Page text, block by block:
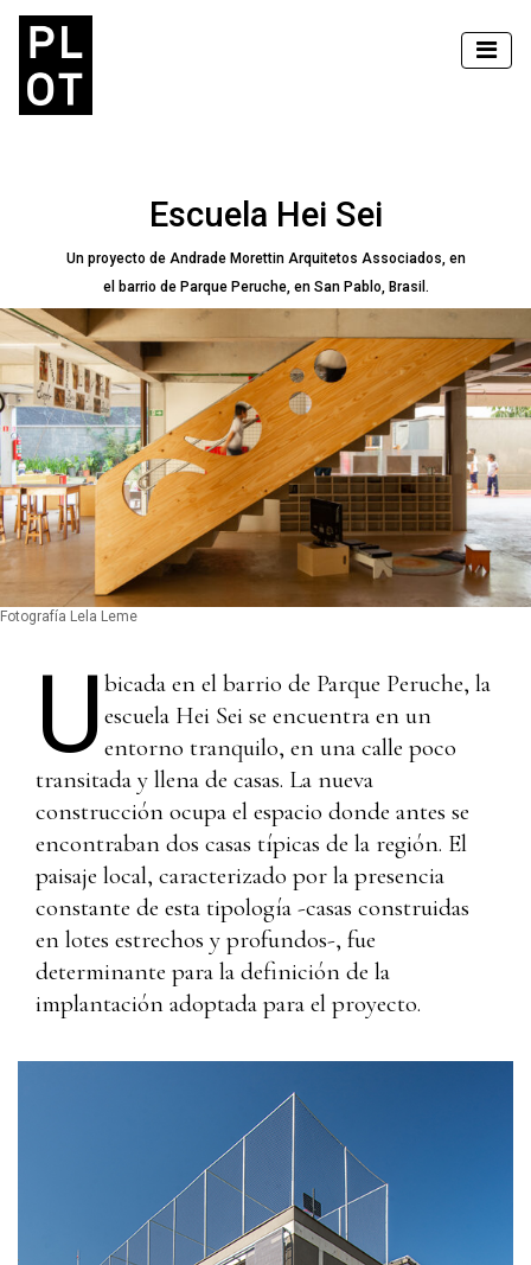
Escuela Hei Sei
Un proyecto de Andrade Morettin Arquitetos Associados, en
el barrio de Parque Peruche, en San Pablo, Brasil.
Fotografía Lela Leme
U bicada en el barrio de Parque Peruche, la
escuela Hei Sei se encuentra en un
entorno tranquilo, en una calle poco
transitada y llena de casas. La nueva
construcción ocupa el espacio donde antes se
encontraban dos casas típicas de la región. El
paisaje local, caracterizado por la presencia
constante de esta tipología -casas construidas
en lotes estrechos y profundos-, fue
determinante para la definición de la
implantación adoptada para el proyecto.